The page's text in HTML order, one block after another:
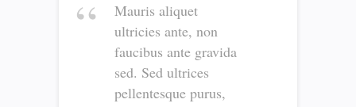
Mauris aliquet
ultricies ante, non
faucibus ante gravida
sed. Sed ultrices
pellentesque purus,